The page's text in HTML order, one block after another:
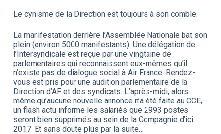
Le cynisme de la Direction est toujours à son comble.
La manifestation derrière l’Assemblée Nationale bat son
plein (environ 5000 manifestants). Une délégation de
l’Intersyndicale est reçue par une vingtaine de
parlementaires qui reconnaissent eux-mêmes qu’il
n’existe pas de dialogue social à Air France. Rendez-
vous est pris pour une audition parlementaire de la
Direction d’AF et des syndicats. L’après-midi, alors
même qu’aucune nouvelle annonce n’a été faite au CCE,
un flash actu informe les salariés que 2993 postes
seront bien supprimés au sein de la Compagnie d’ici
2017. Et sans doute plus par la suite…